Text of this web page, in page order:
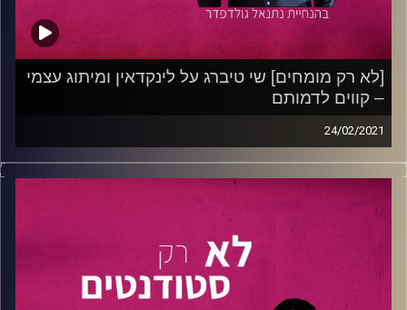
קרדיט תמונות:נתנאל גולדפדר
[לא רק מומחים] שי טיברג על לינקדאין ומיתוג עצמי
– קווים לדמותם
24/02/2021
בפרק זה נתנאל גולדפדר מארח אתשי טיברג, בוגר תואר
ראשון בתקושרת אינטראקטיבית עם חטיבה בפסיכולוגיה
החלטות
באוניברסיטת רייכמן
שי מחזיק ברקורד מרשים של השגים כגון: CMO (סמנכ"ל
MAIA– סוכנות לשיווק באמצעות